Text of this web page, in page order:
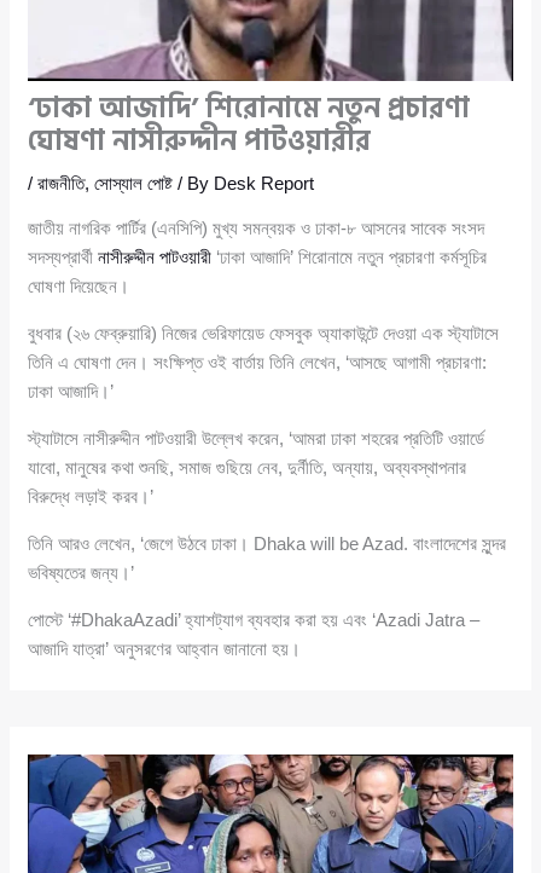
‘ঢাকা আজাদি’ শিরোনামে নতুন প্রচারণা
ঘোষণা নাসীরুদ্দীন পাটওয়ারীর
/রাজনীতি,সোস্যাল পোষ্ট / By Desk Report
জাতীয় নাগরিক পার্টির (এনসিপি) মুখ্য সমন্বয়ক ও ঢাকা-৮ আসনের সাবেক সংসদ
সদস্যপ্রার্থীনাসীরুদ্দীন পাটওয়ারী ‘ঢাকা আজাদি’ শিরোনামে নতুন প্রচারণা কর্মসূচির
ঘোষণা দিয়েছেন।
বুধবার (২৬ ফেব্রুয়ারি) নিজের ভেরিফায়েড ফেসবুক অ্যাকাউন্টে দেওয়া এক স্ট্যাটাসে
তিনি এ ঘোষণা দেন। সংক্ষিপ্ত ওই বার্তায় তিনি লেখেন, ‘আসছে আগামী প্রচারণা:
ঢাকা আজাদি।’
স্ট্যাটাসে নাসীরুদ্দীন পাটওয়ারী উল্লেখ করেন, ‘আমরা ঢাকা শহরের প্রতিটি ওয়ার্ডে
যাবো, মানুষের কথা শুনছি, সমাজ গুছিয়ে নেব, দুর্নীতি, অন্যায়, অব্যবস্থাপনার
বিরুদ্ধে লড়াই করব।’
তিনি আরও লেখেন, ‘জেগে উঠবে ঢাকা। Dhaka will be Azad. বাংলাদেশের সুন্দর
ভবিষ্যতের জন্য।’
পোস্টে ‘#DhakaAzadi’ হ্যাশট্যাগ ব্যবহার করা হয় এবং ‘Azadi Jatra –
আজাদি যাত্রা’ অনুসরণের আহ্বান জানানো হয়।